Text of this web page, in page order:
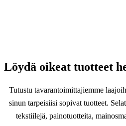
Löydä oikeat tuotteet
Tutustu tavarantoimittajiemme
sinun tarpeisiisi sopivat tuotteet.
tekstiilejä, painotuotteita,